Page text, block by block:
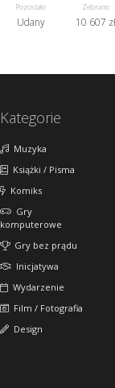
Pozostało
Udany
Zebrano
10 607 zł
Kategorie
Muzyka
Książki / Pisma
Komiks
Gry
komputerowe
Gry bez prądu
Inicjatywa
Wydarzenie
Film / Fotografia
Design